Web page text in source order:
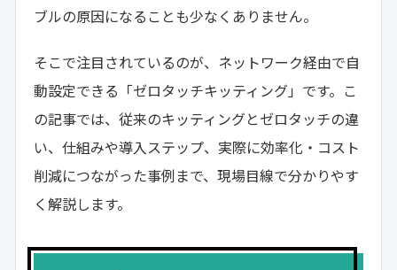
ブルの原因になることも少なくありません。
そこで注目されているのが、ネットワーク経由で自
動設定できる「ゼロタッチキッティング」です。こ
の記事では、従来のキッティングとゼロタッチの違
い、仕組みや導入ステップ、実際に効率化・コスト
削減につながった事例まで、現場目線で分かりやす
く解説します。